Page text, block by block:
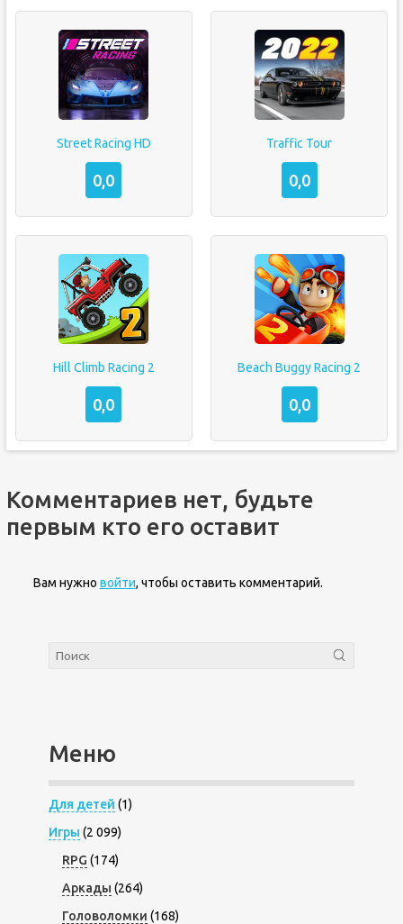
Street Racing HD
0,0
Traffic Tour
0,0
Hill Climb Racing 2
0,0
Beach Buggy Racing 2
0,0
Комментариев нет, будьте
первым кто его оставит
Вам нужно войти, чтобы оставить комментарий.
Меню
Для детей (1)
Игры (2 099)
RPG (174)
Аркады (264)
Головоломки (168)